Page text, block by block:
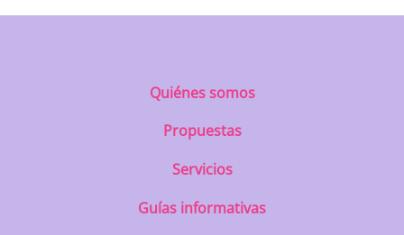
best-first/
Quiénes somos
Propuestas
Servicios
Guías informativas